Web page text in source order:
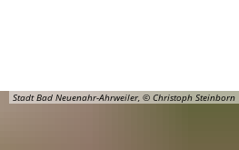
Stadt Bad Neuenahr-Ahrweiler, © Christoph Steinborn